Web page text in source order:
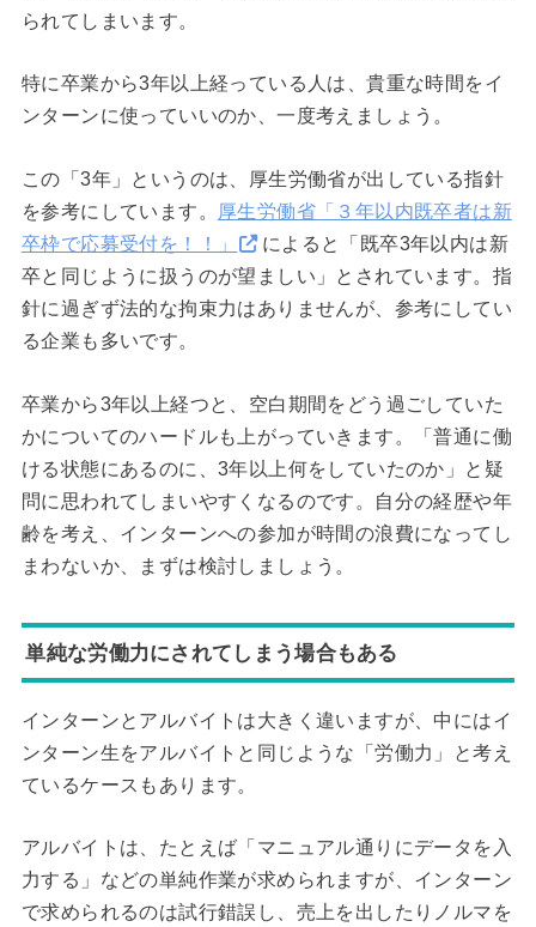
られてしまいます。
特に卒業から3年以上経っている人は、貴重な時間をイ
ンターンに使っていいのか、一度考えましょう。
この「3年」というのは、厚生労働省が出している指針
を参考にしています。
厚生労働省「３年以内既卒者は新
卒枠で応募受付を！！」
によると「既卒3年以内は新
卒と同じように扱うのが望ましい」とされています。指
針に過ぎず法的な拘束力はありませんが、参考にしてい
る企業も多いです。
卒業から3年以上経つと、空白期間をどう過ごしていた
かについてのハードルも上がっていきます。「普通に働
ける状態にあるのに、3年以上何をしていたのか」と疑
問に思われてしまいやすくなるのです。自分の経歴や年
齢を考え、インターンへの参加が時間の浪費になってし
まわないか、まずは検討しましょう。
単純な労働力にされてしまう場合もある
インターンとアルバイトは大きく違いますが、中にはイ
ンターン生をアルバイトと同じような「労働力」と考え
ているケースもあります。
アルバイトは、たとえば「マニュアル通りにデータを入
力する」などの単純作業が求められますが、インターン
で求められるのは試行錯誤し、売上を出したりノルマを